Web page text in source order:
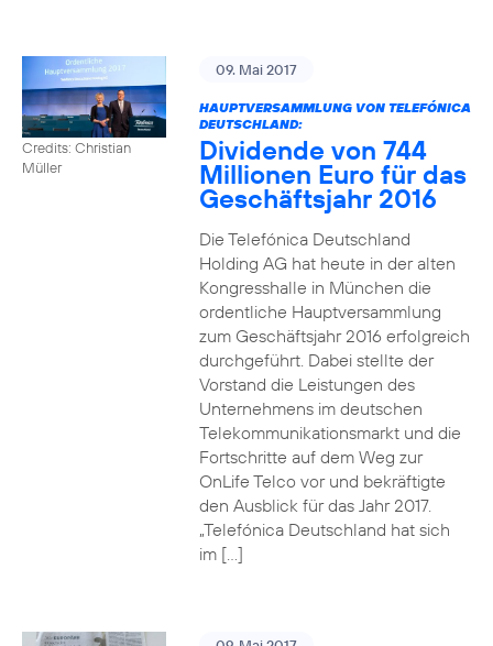
Credits: Christian
Müller
09. Mai 2017
HAUPTVERSAMMLUNG VON TELEFÓNICA
DEUTSCHLAND:
Dividende von 744
Millionen Euro für das
Geschäftsjahr 2016
Die Telefónica Deutschland
Holding AG hat heute in der alten
Kongresshalle in München die
ordentliche Hauptversammlung
zum Geschäftsjahr 2016 erfolgreich
durchgeführt. Dabei stellte der
Vorstand die Leistungen des
Unternehmens im deutschen
Telekommunikationsmarkt und die
Fortschritte auf dem Weg zur
OnLife Telco vor und bekräftigte
den Ausblick für das Jahr 2017.
„Telefónica Deutschland hat sich
im […]